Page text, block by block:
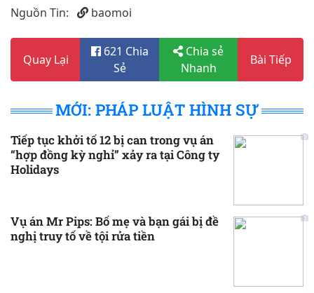
Nguồn Tin: baomoi
Quay Lại
621 Chia
Sẻ
Chia sẻ
Nhanh
Bài Tiếp
MỚI: PHÁP LUẬT HÌNH SỰ
Tiếp tục khởi tố 12 bị can trong vụ án
“hợp đồng kỳ nghỉ” xảy ra tại Công ty
Holidays
Vụ án Mr Pips: Bố mẹ và bạn gái bị đề
nghị truy tố về tội rửa tiền